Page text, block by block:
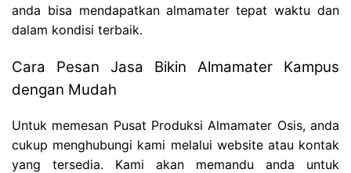
anda bisa mendapatkan almamater tepat waktu dan
dalam kondisi terbaik.
Cara Pesan Jasa Bikin Almamater Kampus
dengan Mudah
Untuk memesan Pusat Produksi Almamater Osis, anda
cukup menghubungi kami melalui website atau kontak
yang tersedia. Kami akan memandu anda untuk